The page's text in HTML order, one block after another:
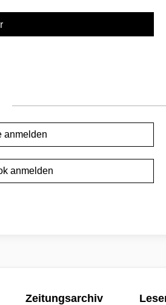
anmelden
anmelden
Zeitungsarchiv